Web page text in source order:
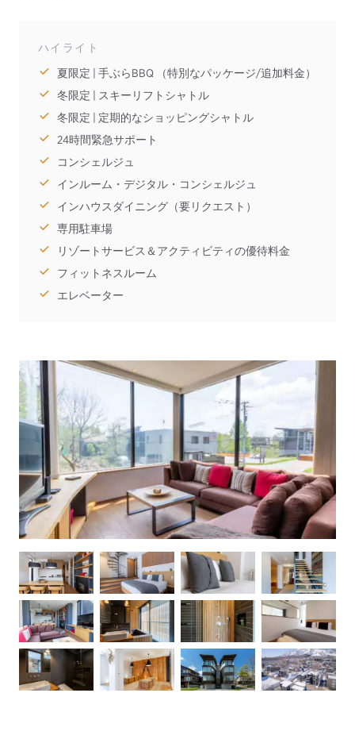
ハイライト
夏限定 | 手ぶらBBQ （特別なパッケージ/追加料金）
冬限定 | スキーリフトシャトル
冬限定 | 定期的なショッピングシャトル
24時間緊急サポート
コンシェルジュ
インルーム・デジタル・コンシェルジュ
インハウスダイニング（要リクエスト）
専用駐車場
リゾートサービス＆アクティビティの優待料金
フィットネスルーム
エレベーター